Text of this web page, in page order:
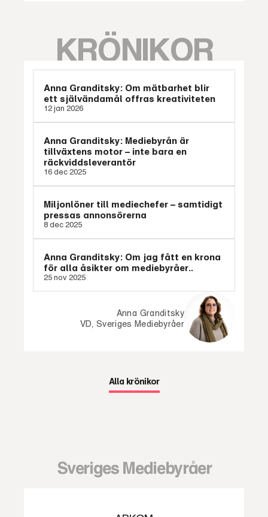
KRÖNIKOR
Anna Granditsky
VD, Sveriges Mediebyråer
Anna Granditsky: Om mätbarhet blir
ett självändamål offras kreativiteten
12 jan 2026
Anna Granditsky: Mediebyrån är
tillväxtens motor – inte bara en
räckviddsleverantör
16 dec 2025
Miljonlöner till mediechefer – samtidigt
pressas annonsörerna
8 dec 2025
Anna Granditsky: Om jag fått en krona
för alla åsikter om mediebyråer..
25 nov 2025
Alla krönikor
Sveriges Mediebyråer